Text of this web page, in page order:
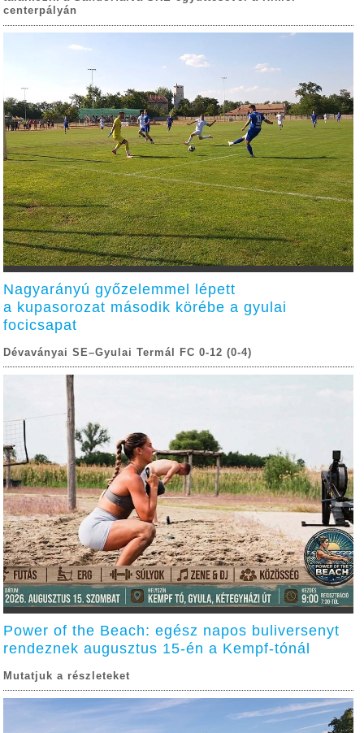
centerpályán
Nagyarányú győzelemmel lépett
a kupasorozat második körébe a gyulai
focicsapat
Dévaványai SE–Gyulai Termál FC 0-12 (0-4)
Power of the Beach: egész napos buliversenyt
rendeznek augusztus 15-én a Kempf-tónál
Mutatjuk a részleteket